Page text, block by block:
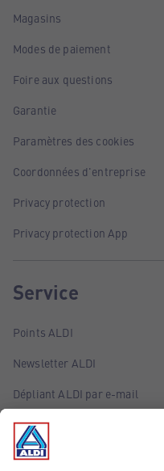
Magasins
Modes de paiement
Foire aux questions
Garantie
Paramètres des cookies
Coordonnées d'entreprise
Privacy protection
Privacy protection App
Service
Points ALDI
Newsletter ALDI
Dépliant ALDI par e-mail
Offres
Infos essentielles